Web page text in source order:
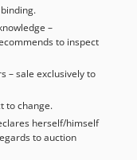
–
to inspect
– sale exclusively to
to change.
herself/himself
to auction